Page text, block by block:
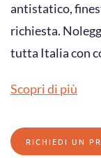
antistatico,
richiesta.
tutta Italia con
Scopri di più
RICHIEDI UN